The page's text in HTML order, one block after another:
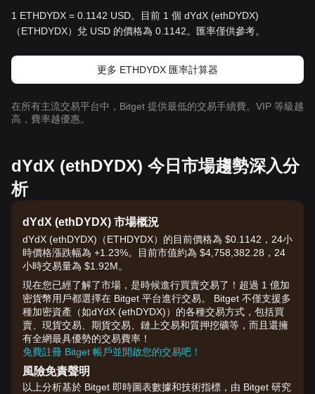
1 ETHDYDX = 0.1142 USD。目前 1 個 dYdX (ethDYDX)
（ETHDYDX）兌 USD 的價格為 0.1142。匯率僅供參考。
更多 ETHDYDX 匯率計算器
在所有主流交易平台中，Bitget 提供最低的交易手續費。VIP 等級越
高，費率越優惠。
dYdX (ethDYDX) 今日市場趨勢深入分
析
dYdX (ethDYDX) 市場概況
dYdX (ethDYDX)（ETHDYDX）的目前價格為 $0.1142，24小
時價格漲跌幅為 +1.23%。目前市值約為 $4,758,382.28，24
小時交易量為 $1.92M。
現在您已經了解了市場，是時候進行買賣交易了！超過 1 億加
密貨幣用戶都選擇在 Bitget 平台進行交易。 Bitget 不僅支援多
種加密資產（如dYdX (ethDYDX)）的各種交易方式，包括買
賣、現貨交易、期貨交易、鏈上交易和質押挖礦等，而且還擁
有全網最具優勢的交易費率！
免費註冊 Bitget 帳戶並開啟您的交易吧！
風險免責聲明
以上分析基於 Bitget 即時圖表數據和技術指標，由 Bitget 研究